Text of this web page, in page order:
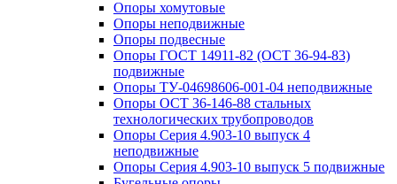
Опоры хомутовые
Опоры неподвижные
Опоры подвесные
Опоры ГОСТ 14911-82 (ОСТ 36-94-83)
подвижные
Опоры ТУ-04698606-001-04 неподвижные
Опоры ОСТ 36-146-88 стальных
технологических трубопроводов
Опоры Серия 4.903-10 выпуск 4
неподвижные
Опоры Серия 4.903-10 выпуск 5 подвижные